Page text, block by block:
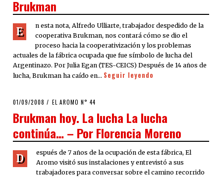
Brukman
E
n esta nota, Alfredo Ulliarte, trabajador despedido de la
cooperativa Brukman, nos contará cómo se dio el
proceso hacia la cooperativización y los problemas
actuales de la fábrica ocupada que fue símbolo de lucha del
Argentinazo. Por Julia Egan (TES-CEICS) Después de 14 años de
lucha, Brukman ha caído en… Seguir leyendo
POSTED
01/09/2008 24/03/2020
EL AROMO N° 44
Brukman hoy. La lucha La lucha
continúa… – Por Florencia Moreno
D
espués de 7 años de la ocupación de esta fábrica, El
Aromo visitó sus instalaciones y entrevistó a sus
trabajadores para conversar sobre el camino recorrido